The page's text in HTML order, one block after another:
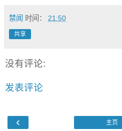
禁闻 时间： 21:50
共享
没有评论:
发表评论
‹ 主页